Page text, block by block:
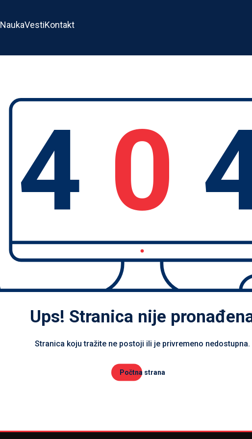
NaukaVestiKontakt
4 0
Ups! Stranica nije
Stranica koju tražite ne postoji ili je privremeno nedostupna.
Počtna strana